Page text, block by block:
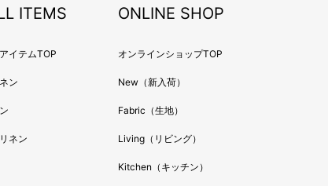
ITEMS
イテムTOP
ン
ネン
ONLINE SHOP
オンラインショップTOP
New（新入荷）
Fabric（生地）
Living（リビング）
Kitchen（キッチン）